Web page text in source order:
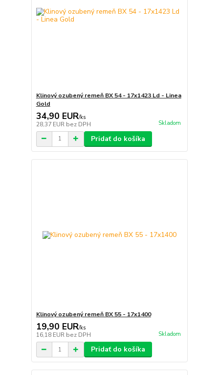
Klinový ozubený remeň BX 54 - 17x1423 Ld - Linea
Gold
34,90 EUR/ks
28,37 EUR bez DPH Skladom
Pridať do košíka
Klinový ozubený remeň BX 55 - 17x1400
19,90 EUR/ks
16,18 EUR bez DPH Skladom
Pridať do košíka